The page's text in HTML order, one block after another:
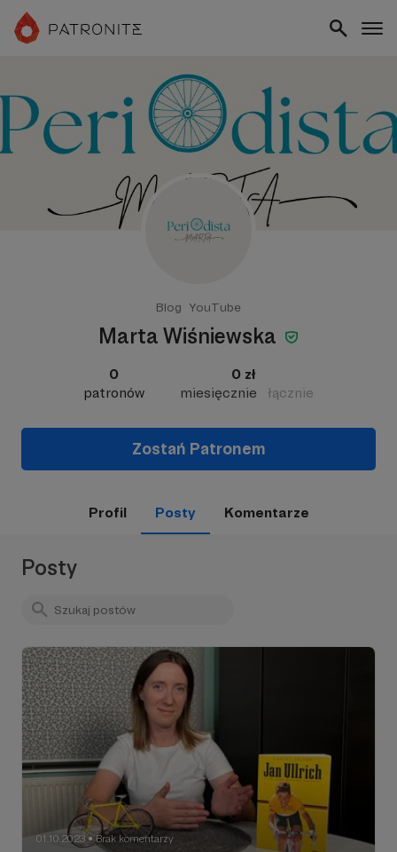
Blog YouTube
Marta Wiśniewska
0
patronów
0 zł
miesięcznie
łącznie
Zostań Patronem
Profil Posty Komentarze
Posty
01.10.2023 ● Brak komentarzy